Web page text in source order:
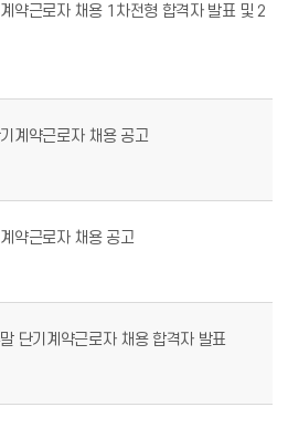
약근로자 채용 1차전형 합격자 발표 및 2
계약근로자 채용 공고
약근로자 채용 공고
단기계약근로자 채용 합격자 발표